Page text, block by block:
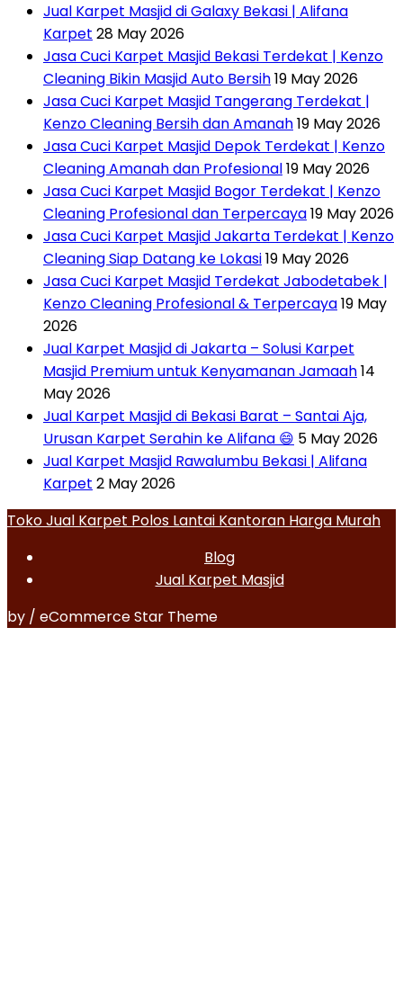
Jual Karpet Masjid di Galaxy Bekasi | Alifana
Karpet 28 May 2026
Jasa Cuci Karpet Masjid Bekasi Terdekat | Kenzo
Cleaning Bikin Masjid Auto Bersih19 May 2026
Jasa Cuci Karpet Masjid Tangerang Terdekat |
Kenzo Cleaning Bersih dan Amanah19 May 2026
Jasa Cuci Karpet Masjid Depok Terdekat | Kenzo
Cleaning Amanah dan Profesional19 May 2026
Jasa Cuci Karpet Masjid Bogor Terdekat | Kenzo
Cleaning Profesional dan Terpercaya19 May 2026
Jasa Cuci Karpet Masjid Jakarta Terdekat | Kenzo
Cleaning Siap Datang ke Lokasi19 May 2026
Jasa Cuci Karpet Masjid Terdekat Jabodetabek |
Kenzo Cleaning Profesional & Terpercaya19 May
2026
Jual Karpet Masjid di Jakarta – Solusi Karpet
Masjid Premium untuk Kenyamanan Jamaah14
May 2026
Jual Karpet Masjid di Bekasi Barat – Santai Aja,
Urusan Karpet Serahin ke Alifana 😄 5 May 2026
Jual Karpet Masjid Rawalumbu Bekasi | Alifana
Karpet 2 May 2026
Toko Jual Karpet Polos Lantai Kantoran Harga Murah
Blog
Jual Karpet Masjid
by / eCommerce Star Theme